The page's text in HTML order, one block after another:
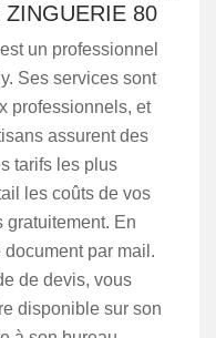
ZINGUERIE 80
un professionnel
Ses services sont
professionnels, et
assurent des
tarifs les plus
les coûts de vos
gratuitement. En
par mail.
de devis, vous
disponible sur son